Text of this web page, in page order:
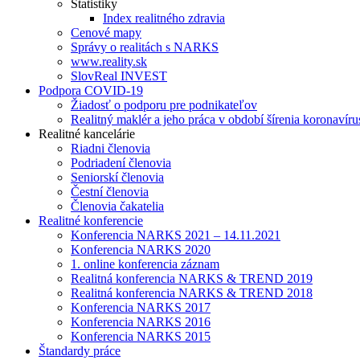
Štatistiky
Index realitného zdravia
Cenové mapy
Správy o realitách s NARKS
www.reality.sk
SlovReal INVEST
Podpora COVID-19
Žiadosť o podporu pre podnikateľov
Realitný maklér a jeho práca v období šírenia
Realitné kancelárie
Riadni členovia
Podriadení členovia
Seniorskí členovia
Čestní členovia
Členovia čakatelia
Realitné konferencie
Konferencia NARKS 2021 – 14.11.2021
Konferencia NARKS 2020
1. online konferencia záznam
Realitná konferencia NARKS & TREND 2019
Realitná konferencia NARKS & TREND 2018
Konferencia NARKS 2017
Konferencia NARKS 2016
Konferencia NARKS 2015
Štandardy práce